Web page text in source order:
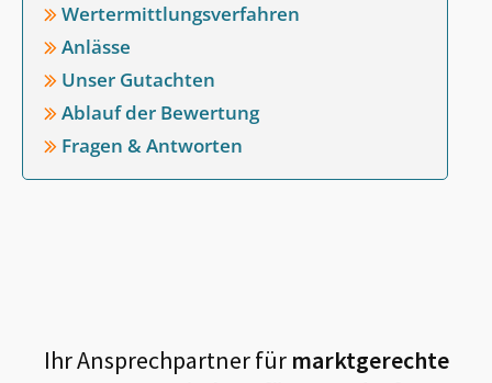
Wertermittlungsverfahren
Anlässe
Unser Gutachten
Ablauf der Bewertung
Fragen & Antworten
Ihr Ansprechpartner fürmarktgerechte